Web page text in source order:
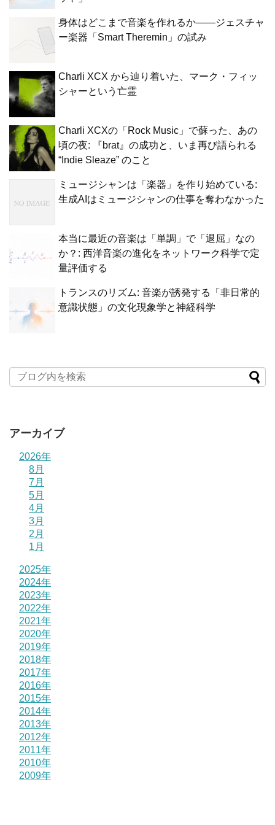
身体はどこまで音楽を作れるか——ジェスチャ
ー楽器「Smart Theremin」の試み
Charli XCX から辿り着いた、マーク・フィッ
シャーという亡霊
Charli XCXの「Rock Music」で蘇った、あの
頃の夜: 『brat』の成功と、いま再び語られる
“Indie Sleaze” のこと
ミュージシャンは「楽器」を作り始めている:
生成AIはミュージシャンの仕事を奪わなかった
本当に最近の音楽は「単調」で「退屈」なの
か？: 西洋音楽の進化をネットワーク科学で定
量評価する
トランスのリズム: 音楽が誘発する「非日常的
意識状態」の文化現象学と神経科学
アーカイブ
2026年
8月
7月
5月
4月
3月
2月
1月
2025年
2024年
2023年
2022年
2021年
2020年
2019年
2018年
2017年
2016年
2015年
2014年
2013年
2012年
2011年
2010年
2009年